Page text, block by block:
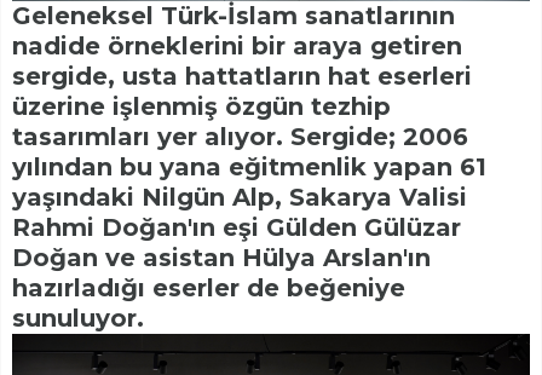
Geleneksel Türk-İslam sanatlarının
nadide örneklerini bir araya getiren
sergide, usta hattatların hat eserleri
üzerine işlenmiş özgün tezhip
tasarımları yer alıyor. Sergide; 2006
yılından bu yana eğitmenlik yapan 61
yaşındaki Nilgün Alp, Sakarya Valisi
Rahmi Doğan'ın eşi Gülden Gülüzar
Doğan ve asistan Hülya Arslan'ın
hazırladığı eserler de beğeniye
sunuluyor.